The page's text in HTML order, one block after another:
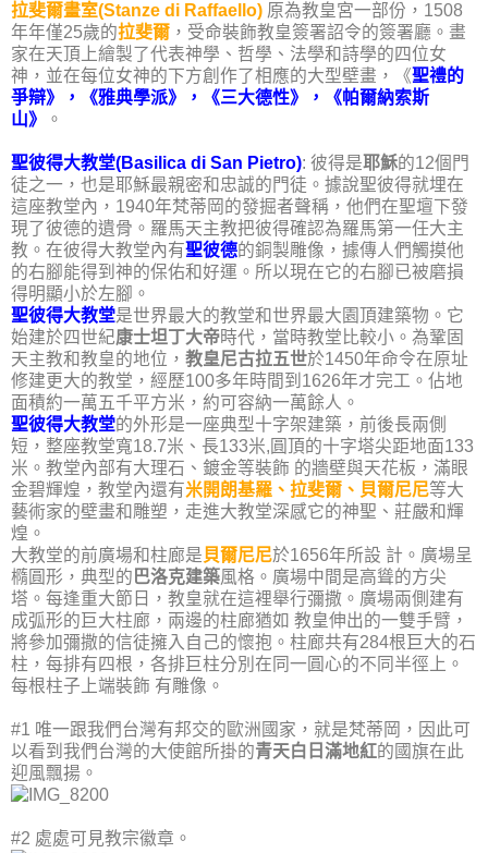
拉斐爾畫室(Stanze di Raffaello) 原為教皇宮一部份，1508
年年僅25歲的拉斐爾 ，受命裝飾教皇簽署詔令的簽署廳。畫
家在天頂上繪製了代表神學、哲學、法學和詩學的四位女
神，並在每位女神的下方創作了相應的大型壁畫，《聖禮的
爭辯》，《雅典學派》，《三大德性》，《帕爾納索斯
山》
。
聖彼得大教堂(Basilica di San Pietro): 彼得是耶穌的12個門
徒之一，也是耶穌最親密和忠誠的門徒。據說聖彼得就埋在
這座教堂內，1940年梵蒂岡的發掘者聲稱，他們在聖壇下發
現了彼德的遺骨。羅馬天主教把彼得確認為羅馬第一任大主
教。在彼得大教堂內有聖彼德的銅製雕像，據傳人們觸摸他
的右腳能得到神的保佑和好運。所以現在它的右腳已被磨損
得明顯小於左腳。
聖彼得大教堂是世界最大的教堂和世界最大園頂建築物。它
始建於四世紀康士坦丁大帝時代，當時教堂比較小。為鞏固
天主教和教皇的地位， 教皇尼古拉五世於1450年命令在原址
修建更大的教堂，經歷100多年時間到1626年才完工。佔地
面積約一萬五千平方米，約可容納一萬餘人。
聖彼得大教堂的外形是一座典型十字架建築，前後長兩側
短，整座教堂寬18.7米、長133米,圓頂的十字塔尖距地面133
米。教堂內部有大理石、鍍金等裝飾 的牆壁與天花板，滿眼
金碧輝煌，教堂內還有米開朗基羅、拉斐爾、貝爾尼尼等大
藝術家的壁畫和雕塑，走進大教堂深感它的神聖、莊嚴和輝
煌。
大教堂的前廣場和柱廊是貝爾尼尼於1656年所設 計。廣場呈
橢圓形，典型的 巴洛克建築風格。廣場中間是高聳的方尖
塔。每逢重大節日，教皇就在這裡舉行彌撒。廣場兩側建有
成弧形的巨大柱廊，兩邊的柱廊猶如 教皇伸出的一雙手臂，
將參加彌撒的信徒擁入自己的懷抱。柱廊共有284根巨大的石
柱，每排有四根，各排巨柱分別在同一圓心的不同半徑上。
每根柱子上端裝飾 有雕像。
#1 唯一跟我們台灣有邦交的歐洲國家，就是梵蒂岡，因此可
以看到我們台灣的大使館所掛的青天白日滿地紅的國旗在此
迎風飄揚。
#2 處處可見教宗徽章。